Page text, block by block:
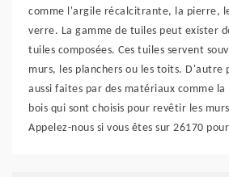
comme l'argile récalcitrante, la pierre,
verre. La gamme de tuiles peut exister
tuiles composées. Ces tuiles servent
murs, les planchers ou les toits. D'autre
aussi faites par des matériaux comme
bois qui sont choisis pour revêtir les
Appelez-nous si vous êtes sur 26170